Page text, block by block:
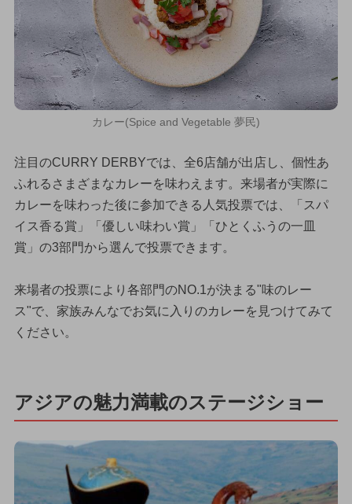
カレー(Spice and Vegetable 夢民)
注目のCURRY DERBYでは、全6店舗が出店し、個性あ
ふれるさまざまなカレーを味わえます。来場者が実際に
カレーを味わった後に参加できる人気投票では、「スパ
イス香る賞」「優しい味わい賞」「ひとくふうの一皿
賞」の3部門から選んで投票できます。
来場者の投票により各部門のNO.1が決まる"味のレー
ス"で、家族みんなでお気に入りのカレーを見つけてみて
ください。
アジアの魅力満載のステージショー